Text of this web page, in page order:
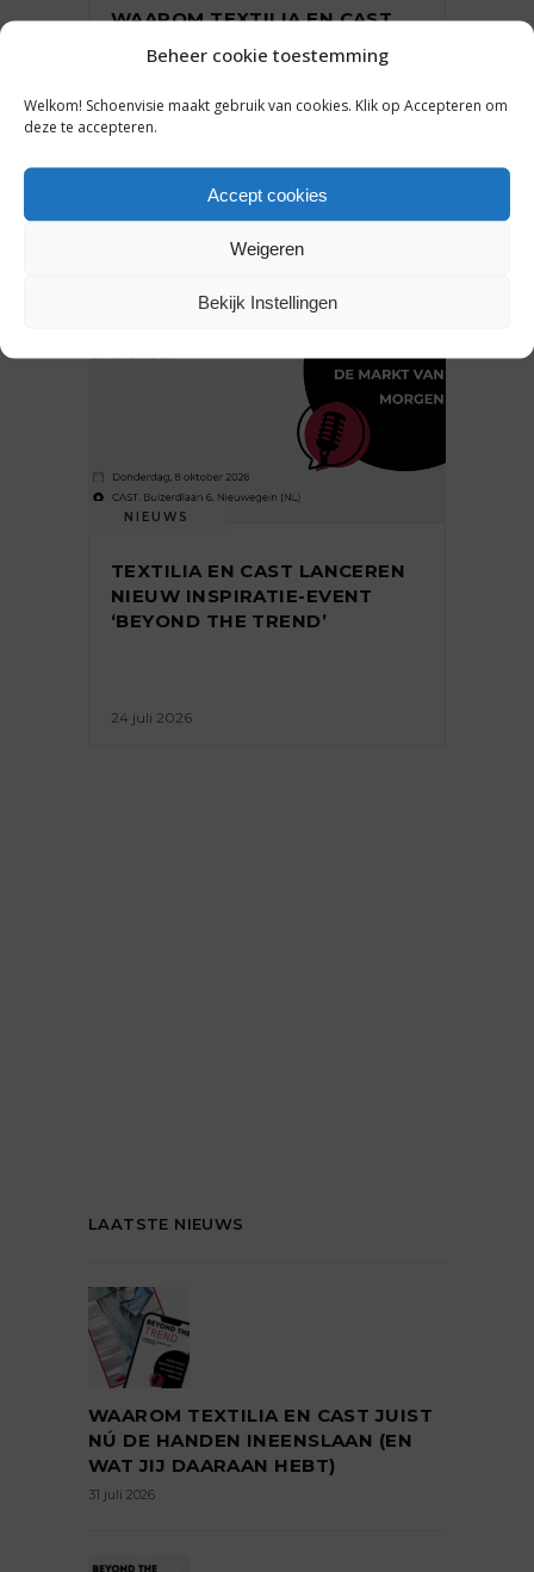
Beheer cookie toestemming
Welkom! Schoenvisie maakt gebruik van cookies. Klik op Accepteren om
deze te accepteren.
Accept cookies
Weigeren
Bekijk Instellingen
WAAROM TEXTILIA EN CAST
JUIST NÚ DE HANDEN
INEENSLAAN (EN WAT JIJ
DAARAAN HEBT)
NIEUWS
TEXTILIA EN CAST LANCEREN
NIEUW INSPIRATIE-EVENT
‘BEYOND THE TREND’
24 juli 2026
LAATSTE NIEUWS
WAAROM TEXTILIA EN CAST JUIST
NÚ DE HANDEN INEENSLAAN (EN
WAT JIJ DAARAAN HEBT)
31 juli 2026